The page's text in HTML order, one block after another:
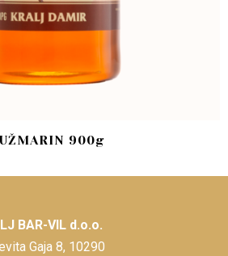
900g
BAR-VIL d.o.o.
Gaja 8, 10290